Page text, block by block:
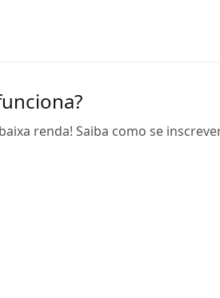
renda! Saiba como se